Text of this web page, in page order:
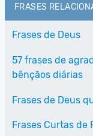
FRASES
Frases de Deus
57 frases de
bênçãos diárias
Frases de Deus
Frases Curtas de